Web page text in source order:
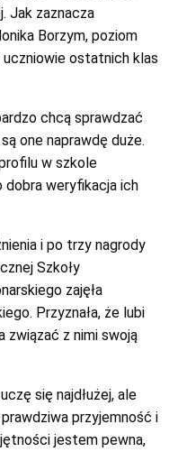
Jak zaznacza
Borzym, poziom
ostatnich klas
chcą sprawdzać
one naprawdę duże.
w szkole
weryfikacja ich
i po trzy nagrody
Szkoły
zajęła
Przyznała, że lubi
związać z nimi swoją
się najdłużej, ale
przyjemność i
jestem pewna,